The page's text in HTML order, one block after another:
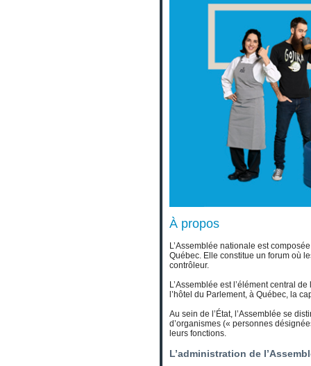
À propos
L’Assemblée nationale est
Québec. Elle constitue un forum où
contrôleur.
L’Assemblée est l’élément central
l’hôtel du Parlement, à Québec, la
Au sein de l’État, l’Assemblée se
d’organismes (« personnes
leurs fonctions.
L’administration de